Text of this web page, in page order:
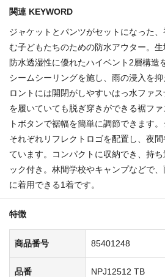
関連 KEYWORD
ジャケットとパンツがセットになった
む子どもたちのための防水アウター。生
防水透湿性に優れたハイベント2層構造
シームシーリングを施し、雨の浸入を
ロントには開閉がしやすいはっ水ファ
を履いていても脱ぎ穿きができる裾フ
トボタンで裾幅を簡単に調節できます
それぞれリフレクトロゴを配置し、夜
ています。コンパクトに収納でき、持
ック付き。林間学校やキャンプなどで
に着用できる1着です。
特徴
商品番号 85401248
品番 NPJ12512 TB